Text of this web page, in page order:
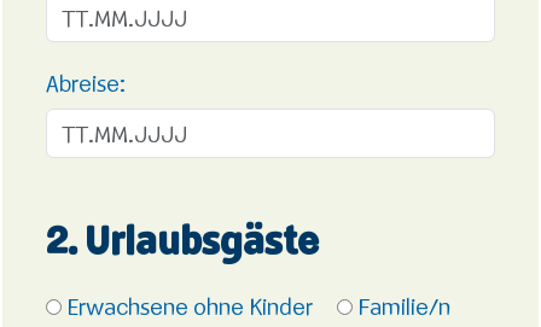
Abreise:
2. Urlaubsgäste
Erwachsene ohne Kinder
Familie/n